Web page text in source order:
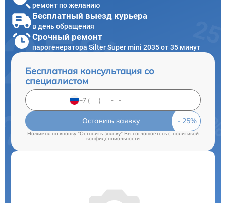
ремонт по желанию
Бесплатный выезд курьера
в день обращения
Срочный ремонт
парогенератора Silter Super mini 2035 от 35 минут
Бесплатная консультация со
специалистом
Оставить заявку
Нажимая на кнопку "Оставить заявку" Вы соглашаетесь c политикой
конфиденциальности